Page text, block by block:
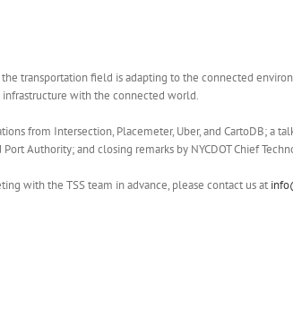
transportation field is adapting to the connected
with the connected world.
from Intersection, Placemeter, Uber, and CartoDB; a
Authority; and closing remarks by NYCDOT Chief
with the TSS team in advance, please contact us at